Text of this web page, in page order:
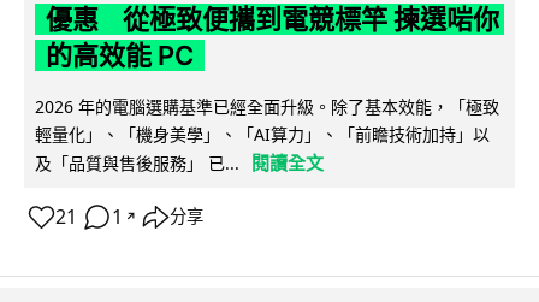
優惠 從極致便攜到電競標竿 揀選啱你
的高效能 PC
2026 年的電腦選購基準已經全面升級。除了基本效能，「極致
輕量化」、「機身美學」、「AI算力」、「前瞻技術加持」以
及「品質與售後服務」 已...
閱讀全文
21 1 ↗ 分享